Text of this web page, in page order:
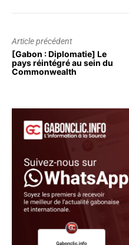
Article précédent
[Gabon : Diplomatie] Le
pays réintégré au sein du
Commonwealth